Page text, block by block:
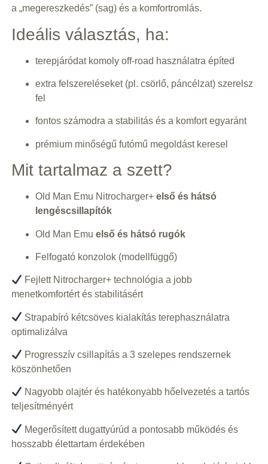
a „megereszkedés” (sag) és a komfortromlás.
Ideális választás, ha:
terepjáródat komoly off-road használatra építed
extra felszereléseket (pl. csörlő, páncélzat) szerelsz
fel
fontos számodra a stabilitás és a komfort egyaránt
prémium minőségű futómű megoldást keresel
Mit tartalmaz a szett?
Old Man Emu Nitrocharger+első és hátsó
lengéscsillapítók
Old Man Emu első és hátsó rugók
Felfogató konzolok (modellfüggő)
Fejlett Nitrocharger+ technológia a jobb
menetkomfortért és stabilitásért
Strapabíró kétcsöves kialakítás terephasználatra
optimalizálva
Progresszív csillapítás a 3 szelepes rendszernek
köszönhetően
Nagyobb olajtér és hatékonyabb hőelvezetés a tartós
teljesítményért
Megerősített dugattyúrúd a pontosabb működés és
hosszabb élettartam érdekében